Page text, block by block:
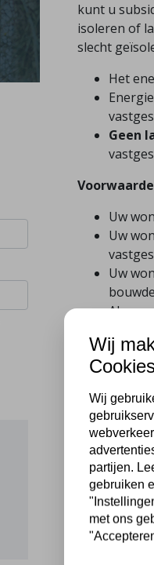
kunt u
isoleren of
slecht
Het
Geen
Uw
Uw
Uw
Als u
of door
De
Uw
Uw
Indien
Indien
voor
Wij
Wij
partijen.
gebruiken
met ons